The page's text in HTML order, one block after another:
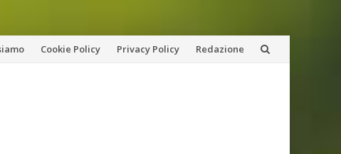
Cookie Policy Privacy Policy Redazione